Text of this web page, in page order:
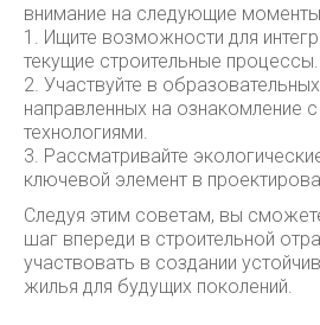
внимание на следующие
1. Ищите возможности для
текущие строительные процессы.
2. Участвуйте в
направленных на ознакомление
технологиями.
3. Рассматривайте
ключевой элемент в
Следуя этим советам, вы
шаг впереди в строительной
участвовать в создании
жилья для будущих поколений.